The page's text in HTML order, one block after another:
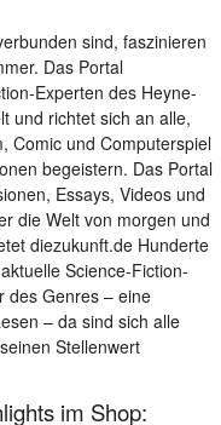
sind, faszinieren
Das Portal
Experten des Heyne-
und richtet sich an alle,
Comic und Computerspiel
begeistern. Das Portal
Essays, Videos und
die Welt von morgen und
diezukunft.de Hunderte
Science-Fiction-
des Genres – eine
– da sind sich alle
Stellenwert
im Shop: